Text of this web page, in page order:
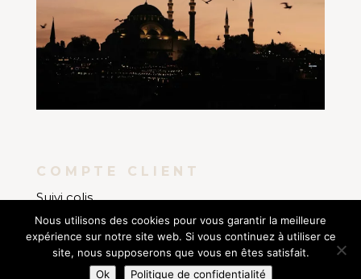
COMPTE CLIENT
Suivi colis
Mon compte
Mes commandes
AMANIA BOUTIQUECOPYRIGHT © 2021. SITE
Nous utilisons des cookies pour vous garantir la meilleure
expérience sur notre site web. Si vous continuez à utiliser ce
site, nous supposerons que vous en êtes satisfait.
Ok
Politique de confidentialité